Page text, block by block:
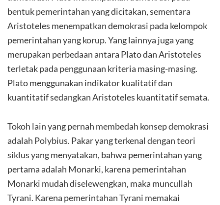
bentuk pemerintahan yang dicitakan, sementara
Aristoteles menempatkan demokrasi pada kelompok
pemerintahan yang korup. Yang lainnya juga yang
merupakan perbedaan antara Plato dan Aristoteles
terletak pada penggunaan kriteria masing-masing.
Plato menggunakan indikator kualitatif dan
kuantitatif sedangkan Aristoteles kuantitatif semata.
Tokoh lain yang pernah membedah konsep demokrasi
adalah Polybius. Pakar yang terkenal dengan teori
siklus yang menyatakan, bahwa pemerintahan yang
pertama adalah Monarki, karena pemerintahan
Monarki mudah diselewengkan, maka muncullah
Tyrani. Karena pemerintahan Tyrani memakai